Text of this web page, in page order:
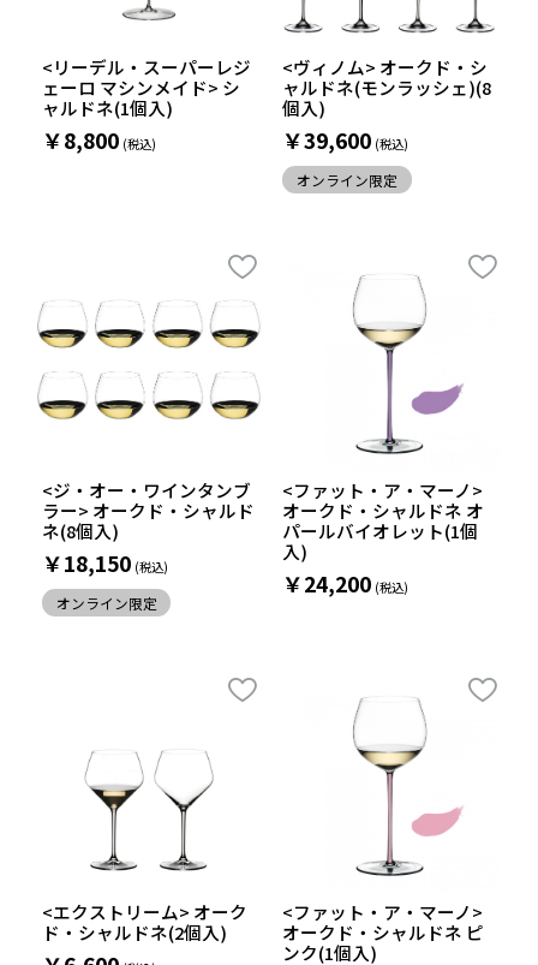
<リーデル・スーパーレジ
ェーロ マシンメイド> シ
ャルドネ(1個入)
￥8,800
<ヴィノム> オークド・シ
ャルドネ(モンラッシェ)(8
個入)
￥39,600
オンライン限定
<ジ・オー・ワインタンブ
ラー> オークド・シャルド
ネ(8個入)
￥18,150
オンライン限定
<ファット・ア・マーノ>
オークド・シャルドネ オ
パールバイオレット(1個
入)
￥24,200
<エクストリーム> オーク
ド・シャルドネ(2個入)
<ファット・ア・マーノ>
オークド・シャルドネ ピ
ンク(1個入)